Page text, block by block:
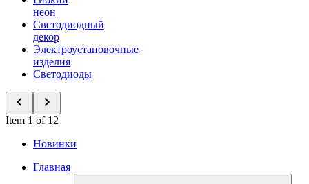
неон
Светодиодный
декор
Электроустановочные
изделия
Светодиоды
Item 1 of 12
Новинки
Главная